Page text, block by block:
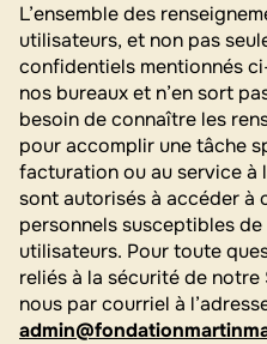
L’ensemble des
utilisateurs, et non pas
confidentiels mentionnés
nos bureaux et n’en sort
besoin de connaître les
pour accomplir une tâche
facturation ou au service à
sont autorisés à accéder à
personnels susceptibles
utilisateurs. Pour toute
reliés à la sécurité de
nous par courriel à